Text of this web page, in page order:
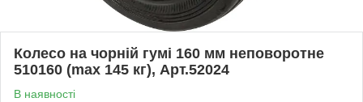
Колесо на чорній гумі 160 мм неповоротне
510160 (max 145 кг), Арт.52024
В наявності